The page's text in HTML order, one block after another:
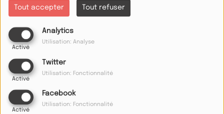
Tout accepter Tout refuser
Analytics
Activé
Utilisation: Analyse
Twitter
Activé
Utilisation: Fonctionnalité
Facebook
Activé
Utilisation: Fonctionnalité
David Guetta & Chris Willis - Love Is Gone